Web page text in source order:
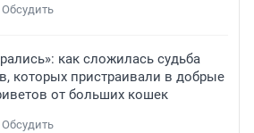
Обсудить
как сложилась судьба
которых пристраивали в добрые
от больших кошек
Обсудить